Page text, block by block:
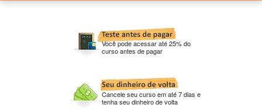
Você pode acessar até 25% do
curso antes de pagar
Cancele seu curso em até 7 dias e
tenha seu dinheiro de volta